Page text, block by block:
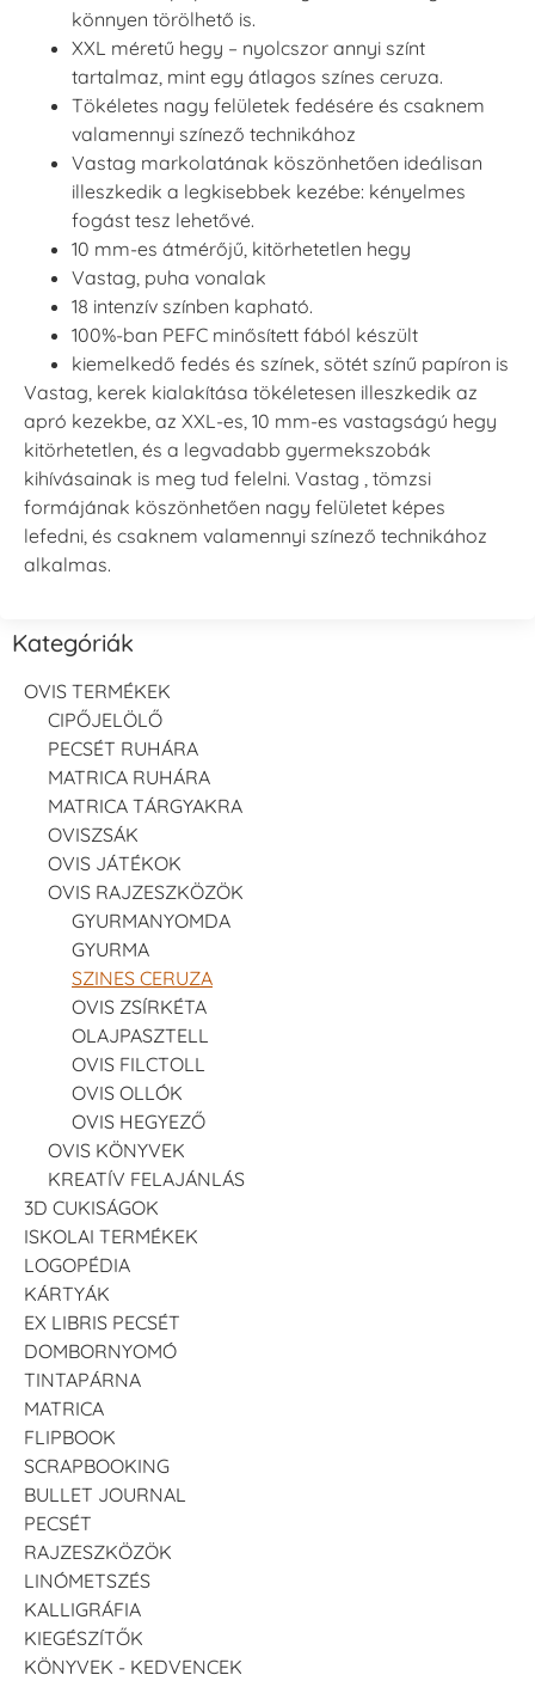
könnyen törölhető is.
XXL méretű hegy – nyolcszor annyi színt
tartalmaz, mint egy átlagos színes ceruza.
Tökéletes nagy felületek fedésére és csaknem
valamennyi színező technikához
Vastag markolatának köszönhetően ideálisan
illeszkedik a legkisebbek kezébe: kényelmes
fogást tesz lehetővé.
10 mm-es átmérőjű, kitörhetetlen hegy
Vastag, puha vonalak
18 intenzív színben kapható.
100%-ban PEFC minősített fából készült
kiemelkedő fedés és színek, sötét színű papíron is
Vastag, kerek kialakítása tökéletesen illeszkedik az
apró kezekbe, az XXL-es, 10 mm-es vastagságú hegy
kitörhetetlen, és a legvadabb gyermekszobák
kihívásainak is meg tud felelni. Vastag , tömzsi
formájának köszönhetően nagy felületet képes
lefedni, és csaknem valamennyi színező technikához
alkalmas.
Kategóriák
OVIS TERMÉKEK
CIPŐJELÖLŐ
PECSÉT RUHÁRA
MATRICA RUHÁRA
MATRICA TÁRGYAKRA
OVISZSÁK
OVIS JÁTÉKOK
OVIS RAJZESZKÖZÖK
GYURMANYOMDA
GYURMA
SZINES CERUZA
OVIS ZSÍRKÉTA
OLAJPASZTELL
OVIS FILCTOLL
OVIS OLLÓK
OVIS HEGYEZŐ
OVIS KÖNYVEK
KREATÍV FELAJÁNLÁS
3D CUKISÁGOK
ISKOLAI TERMÉKEK
LOGOPÉDIA
KÁRTYÁK
EX LIBRIS PECSÉT
DOMBORNYOMÓ
TINTAPÁRNA
MATRICA
FLIPBOOK
SCRAPBOOKING
BULLET JOURNAL
PECSÉT
RAJZESZKÖZÖK
LINÓMETSZÉS
KALLIGRÁFIA
KIEGÉSZÍTŐK
KÖNYVEK - KEDVENCEK